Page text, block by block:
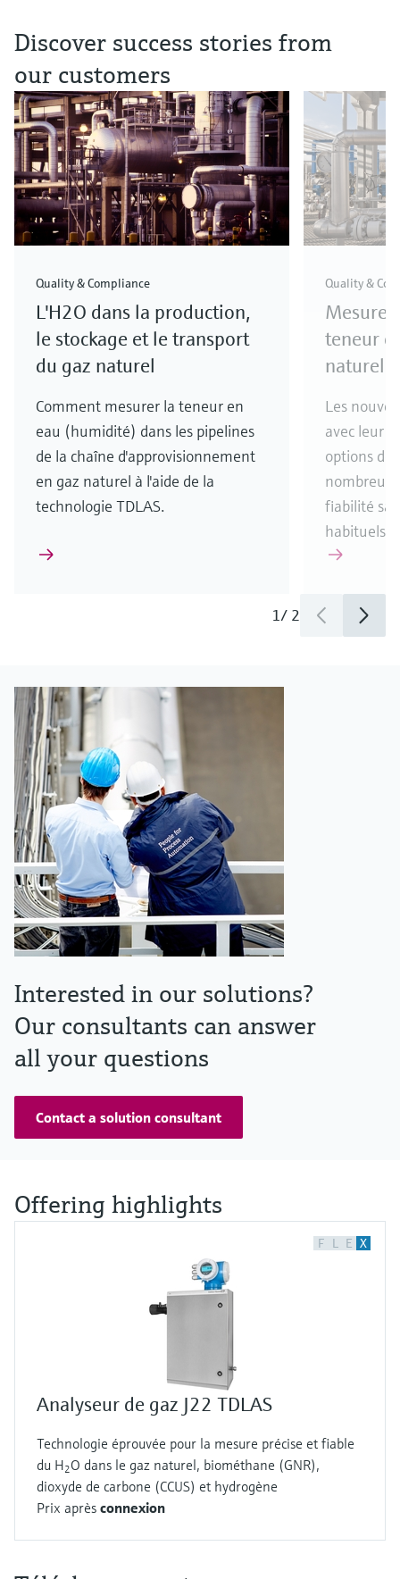
Discover success stories from
our customers
Quality & Compliance
L'H2O dans la production,
le stockage et le transport
du gaz naturel
Comment mesurer la teneur en
eau (humidité) dans les pipelines
de la chaîne d'approvisionnement
en gaz naturel à l'aide de la
technologie TDLAS.
Quality &
Mesure
teneur
naturel
Les
avec leur
options de
fiabilité
habituels.
1/ 2
Interested in our solutions?
Our consultants can answer
all your questions
Contact a solution consultant
Offering highlights
F L E X
Analyseur de gaz J22 TDLAS
Technologie éprouvée pour la mesure précise et fiable
du H2O dans le gaz naturel, biométhane (GNR),
dioxyde de carbone (CCUS) et hydrogène
Prix après connexion